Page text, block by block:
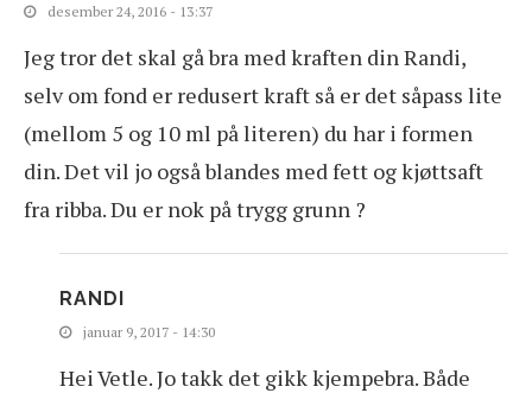
desember 24, 2016 - 13:37
Jeg tror det skal gå bra med kraften din Randi,
selv om fond er redusert kraft så er det såpass lite
(mellom 5 og 10 ml på literen) du har i formen
din. Det vil jo også blandes med fett og kjøttsaft
fra ribba. Du er nok på trygg grunn ?
RANDI
januar 9, 2017 - 14:30
Hei Vetle. Jo takk det gikk kjempebra. Både